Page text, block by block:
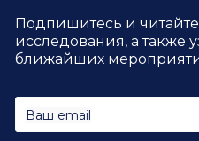
Подпишитесь и
исследования, а также
ближайших
Ваш email